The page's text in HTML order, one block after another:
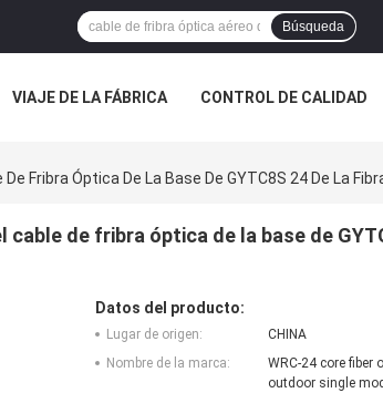
Búsqueda
VIAJE DE LA FÁBRICA CONTROL DE CALIDAD
Fribra Óptica De La Base De GYTC8S 24 De La
cable de fribra óptica de la base de
Datos del producto:
Lugar de origen:
CHINA
Nombre de la marca:
WRC-24 core fiber
outdoor single